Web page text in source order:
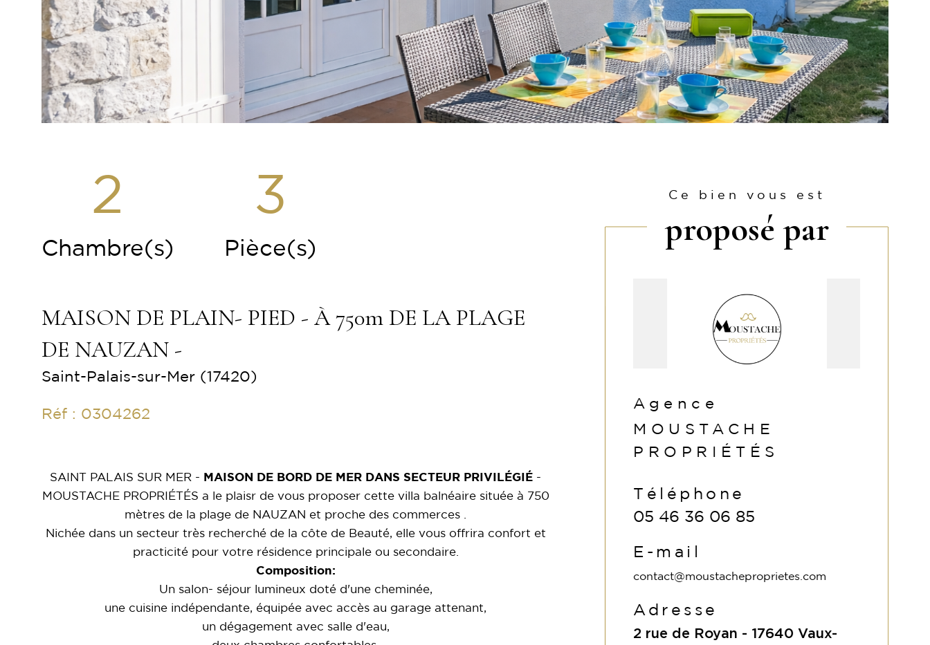
2
Chambre(s)
3
Pièce(s)
MAISON DE PLAIN- PIED - À 750m DE LA PLAGE
DE NAUZAN -
Saint-Palais-sur-Mer (17420)
Réf : 0304262
SAINT PALAIS SUR MER - MAISON DE BORD DE MER DANS SECTEUR PRIVILÉGIÉ -
MOUSTACHE PROPRIÉTÉS a le plaisr de vous proposer cette villa balnéaire située à 750
mètres de la plage de NAUZAN et proche des commerces .
Nichée dans un secteur très recherché de la côte de Beauté, elle vous offrira confort et
practicité pour votre résidence principale ou secondaire.
Composition:
Un salon- séjour lumineux doté d'une cheminée,
une cuisine indépendante, équipée avec accès au garage attenant,
un dégagement avec salle d'eau,
Ce bien vous est
proposé par
Agence
MOUSTACHE
PROPRIÉTÉS
Téléphone
05 46 36 06 85
E-mail
contact@moustacheproprietes.com
Adresse
2 rue de Royan - 17640 Vaux-